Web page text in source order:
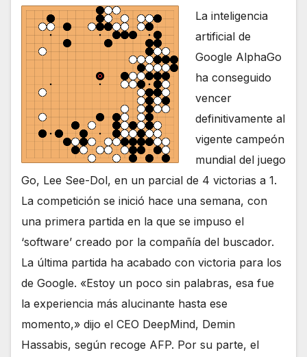
La inteligencia
artificial de
Google AlphaGo
ha conseguido
vencer
definitivamente al
vigente campeón
mundial del juego
Go, Lee See-Dol, en un parcial de 4 victorias a 1.
La competición se inició hace una semana, con
una primera partida en la que se impuso el
‘software’ creado por la compañía del buscador.
La última partida ha acabado con victoria para los
de Google. «Estoy un poco sin palabras, esa fue
la experiencia más alucinante hasta ese
momento,» dijo el CEO DeepMind, Demin
Hassabis, según recoge AFP. Por su parte, el